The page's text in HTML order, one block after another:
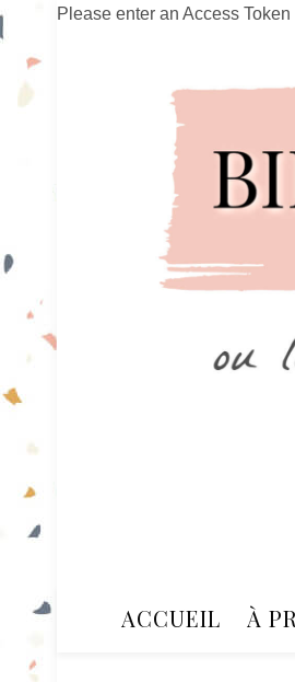
Please enter an Access Token
ACCUEIL À